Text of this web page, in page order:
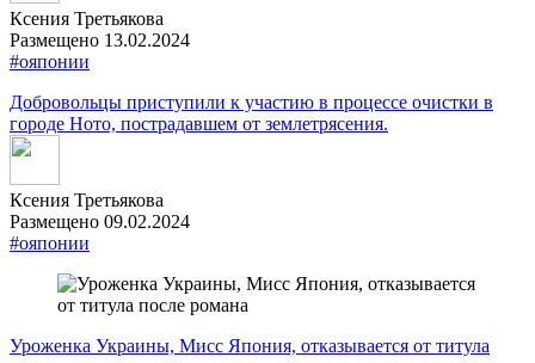
Ксения Третьякова
Размещено 13.02.2024
#ояпонии
Добровольцы приступили к участию в процессе очистки в
городе Ното, пострадавшем от землетрясения.
Ксения Третьякова
Размещено 09.02.2024
#ояпонии
Уроженка Украины, Мисс Япония, отказывается от титула